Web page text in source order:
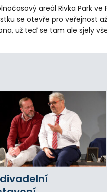
areál Rivka Park ve
se otevře pro veřejnost
už teď se tam ale sjely
opilého muže pod